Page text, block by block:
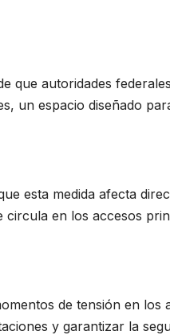
que autoridades
un espacio diseñado
esta medida afecta
en los accesos
de tensión en
y garantizar la